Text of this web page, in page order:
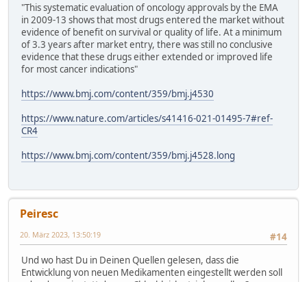
"This systematic evaluation of oncology approvals by the EMA
in 2009-13 shows that most drugs entered the market without
evidence of benefit on survival or quality of life. At a minimum
of 3.3 years after market entry, there was still no conclusive
evidence that these drugs either extended or improved life
for most cancer indications"
https://www.bmj.com/content/359/bmj.j4530
https://www.nature.com/articles/s41416-021-01495-7#ref-
CR4
https://www.bmj.com/content/359/bmj.j4528.long
Peiresc
#14
20. März 2023, 13:50:19
Und wo hast Du in Deinen Quellen gelesen, dass die
Entwicklung von neuen Medikamenten eingestellt werden soll